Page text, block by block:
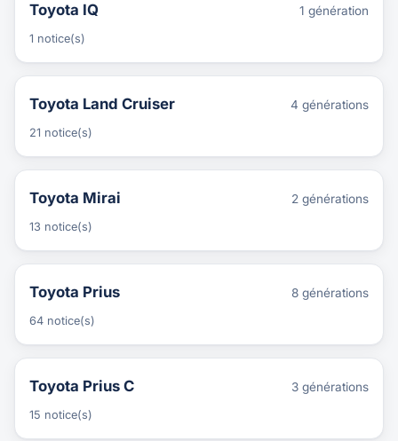
Toyota IQ 1 génération
1 notice(s)
Toyota Land Cruiser 4 générations
21 notice(s)
Toyota Mirai 2 générations
13 notice(s)
Toyota Prius 8 générations
64 notice(s)
Toyota Prius C 3 générations
15 notice(s)